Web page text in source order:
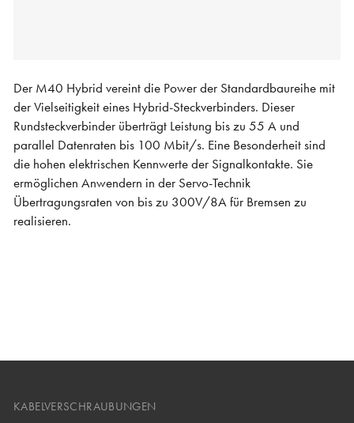
Der M40 Hybrid vereint die Power der Standardbaureihe mit
der Vielseitigkeit eines Hybrid-Steckverbinders. Dieser
Rundsteckverbinder überträgt Leistung bis zu 55 A und
parallel Datenraten bis 100 Mbit/s. Eine Besonderheit sind
die hohen elektrischen Kennwerte der Signalkontakte. Sie
ermöglichen Anwendern in der Servo-Technik
Übertragungsraten von bis zu 300V/8A für Bremsen zu
realisieren.
KABELVERSCHRAUBUNGEN